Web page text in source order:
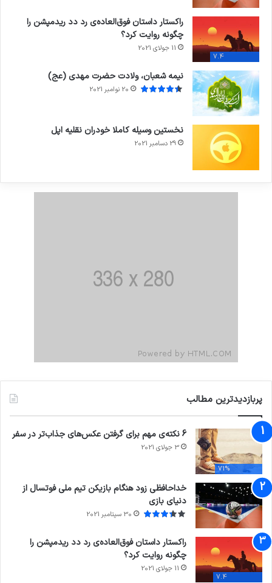
7.4
راکستار داستان فوق‌العاده‌ی رد دد ریدمپشن را
چگونه روایت کرد؟
11 جولای 2021
نیمه شعبان، ولادت حضرت مهدی (عج)
20 نوامبر 2021
نخستین وسیله کاملا خودران نقلیه اپل
29 دسامبر 2021
پربازدیدترین مطالب
71%
6 نکته‌ی مهم برای گرفتن عکس‌های جذاب‌تر در سفر
3 جولای 2021
خداحافظی زود هنگام بازیکن تیم ملی فوتسال از
دنیای بازی
30 سپتامبر 2021
7.4
راکستار داستان فوق‌العاده‌ی رد دد ریدمپشن را
چگونه روایت کرد؟
11 جولای 2021